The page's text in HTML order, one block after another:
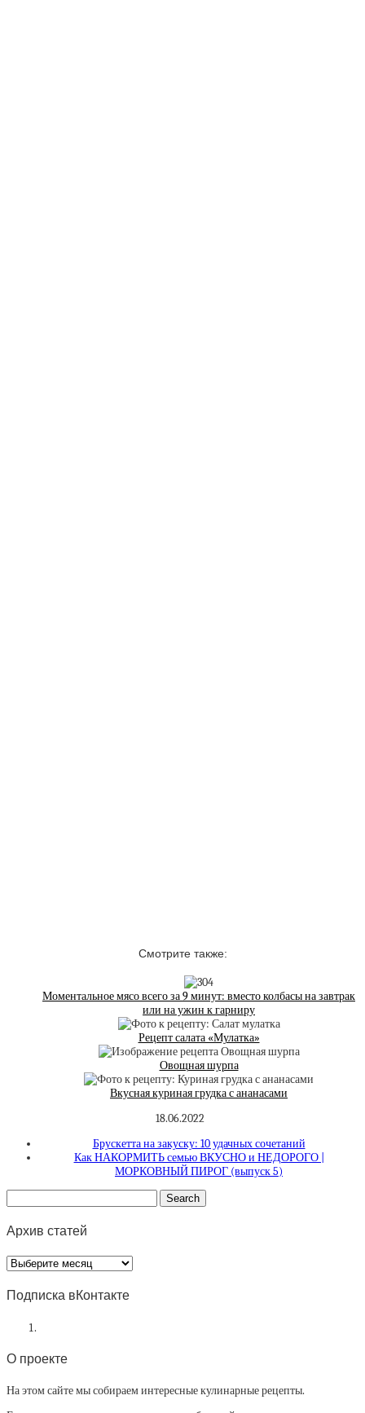
Смотрите также:
Моментальное мясо всего за 9 минут: вместо колбасы на завтрак
или на ужин к гарниру
Рецепт салата «Мулатка»
Овощная шурпа
Вкусная куриная грудка с ананасами
18.06.2022
Брускетта на закуску: 10 удачных сочетаний
Как НАКОРМИТЬ семью ВКУСНО и НЕДОРОГО |
МОРКОВНЫЙ ПИРОГ (выпуск 5)
Архив статей
Архив
статей
Подписка вКонтакте
О проекте
На этом сайте мы собираем интересные кулинарные рецепты.